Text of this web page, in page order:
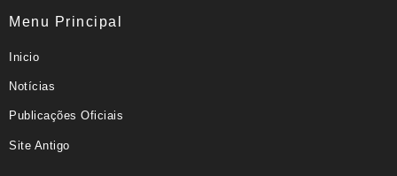
Menu Principal
Inicio
Notícias
Publicações Oficiais
Site Antigo